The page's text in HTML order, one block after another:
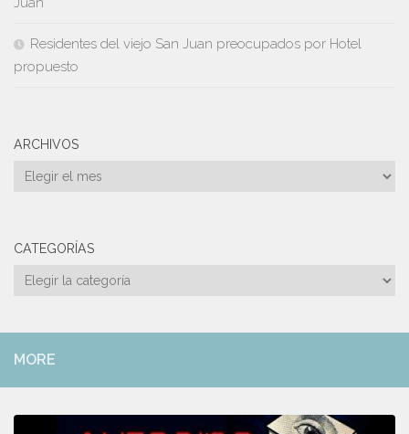
Residentes del viejo San Juan preocupados por Hotel
propuesto
ARCHIVOS
Archivos
CATEGORÍAS
Categorías
MORE